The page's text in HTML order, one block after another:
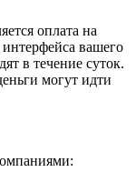
оплата на
вашего
в течение суток.
могут идти